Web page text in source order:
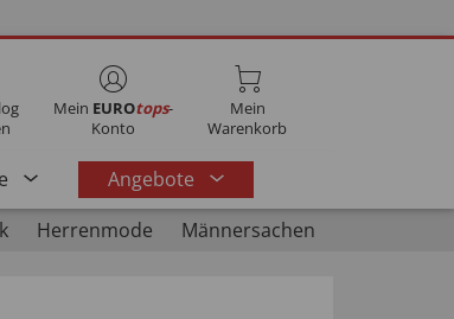
Mein EUROtops-
Konto
Mein
Warenkorb
Angebote
Herrenmode Männersachen